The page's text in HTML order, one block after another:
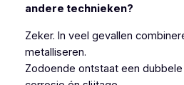
andere technieken?
Zeker. In veel gevallen
metalliseren.
Zodoende ontstaat een